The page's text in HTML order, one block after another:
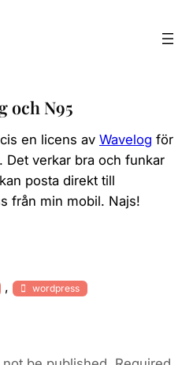
och N95
en licens av Wavelog för
Det verkar bra och funkar
posta direkt till
från min mobil. Najs!
, wordpress